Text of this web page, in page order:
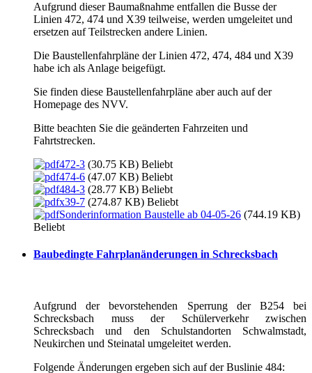
Aufgrund dieser Baumaßnahme entfallen die Busse der
Linien 472, 474 und X39 teilweise, werden umgeleitet und
ersetzen auf Teilstrecken andere Linien.
Die Baustellenfahrpläne der Linien 472, 474, 484 und X39
habe ich als Anlage beigefügt.
Sie finden diese Baustellenfahrpläne aber auch auf der
Homepage des NVV.
Bitte beachten Sie die geänderten Fahrzeiten und
Fahrtstrecken.
472-3 (30.75 KB) Beliebt
474-6 (47.07 KB) Beliebt
484-3 (28.77 KB) Beliebt
x39-7 (274.87 KB) Beliebt
Sonderinformation Baustelle ab 04-05-26 (744.19 KB)
Beliebt
Baubedingte Fahrplanänderungen in Schrecksbach
Aufgrund der bevorstehenden Sperrung der B254 bei
Schrecksbach muss der Schülerverkehr zwischen
Schrecksbach und den Schulstandorten Schwalmstadt,
Neukirchen und Steinatal umgeleitet werden.
Folgende Änderungen ergeben sich auf der Buslinie 484: